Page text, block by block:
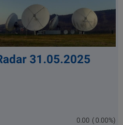
31.05.2025
( 0.00%)
0.00